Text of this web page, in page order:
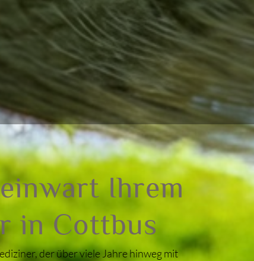
Ihrem
in Cottbus
der über viele Jahre hinweg mit